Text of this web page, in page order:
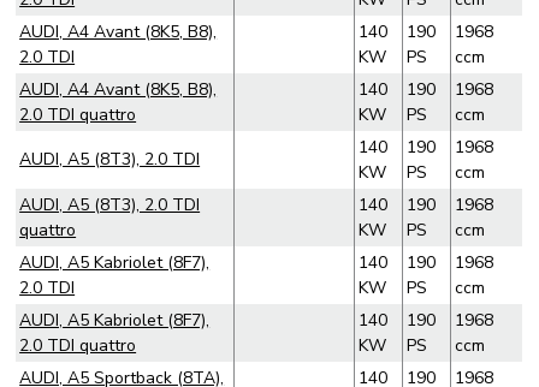
AUDI, A4 Avant (8K5, B8),
2.0 TDI
140
KW
190
PS
1968
ccm
AUDI, A4 Avant (8K5, B8),
2.0 TDI quattro
140
KW
190
PS
1968
ccm
AUDI, A5 (8T3), 2.0 TDI
140
KW
190
PS
1968
ccm
AUDI, A5 (8T3), 2.0 TDI
quattro
140
KW
190
PS
1968
ccm
AUDI, A5 Kabriolet (8F7),
2.0 TDI
140
KW
190
PS
1968
ccm
AUDI, A5 Kabriolet (8F7),
2.0 TDI quattro
140
KW
190
PS
1968
ccm
AUDI, A5 Sportback (8TA),
140 190 1968